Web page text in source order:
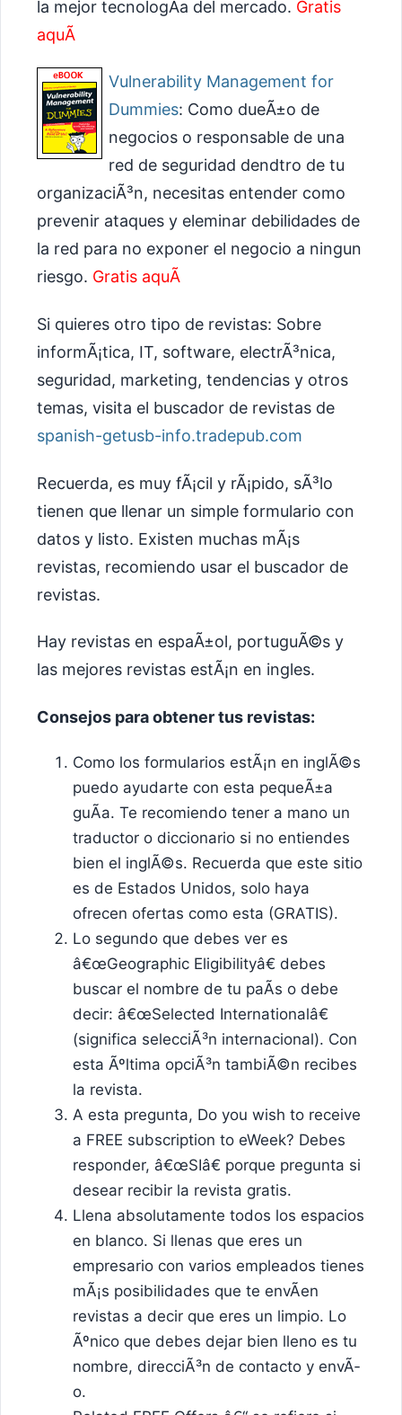
la mejor tecnologÃ­a del mercado. Gratis
aquÃ­
Vulnerability Management for
Dummies: Como dueÃ±o de
negocios o responsable de una
red de seguridad dendtro de tu
organizaciÃ³n, necesitas entender como
prevenir ataques y eleminar debilidades de
la red para no exponer el negocio a ningun
riesgo. Gratis aquÃ­
Si quieres otro tipo de revistas: Sobre
informÃ¡tica, IT, software, electrÃ³nica,
seguridad, marketing, tendencias y otros
temas, visita el buscador de revistas de
spanish-getusb-info.tradepub.com
Recuerda, es muy fÃ¡cil y rÃ¡pido, sÃ³lo
tienen que llenar un simple formulario con
datos y listo. Existen muchas mÃ¡s
revistas, recomiendo usar el buscador de
revistas.
Hay revistas en espaÃ±ol, portuguÃ©s y
las mejores revistas estÃ¡n en ingles.
Consejos para obtener tus revistas:
Como los formularios estÃ¡n en inglÃ©s
puedo ayudarte con esta pequeÃ±a
guÃ­a. Te recomiendo tener a mano un
traductor o diccionario si no entiendes
bien el inglÃ©s. Recuerda que este sitio
es de Estados Unidos, solo haya
ofrecen ofertas como esta (GRATIS).
Lo segundo que debes ver es
â€œGeographic Eligibilityâ€ debes
buscar el nombre de tu paÃ­s o debe
decir: â€œSelected Internationalâ€
(significa selecciÃ³n internacional). Con
esta Ãºltima opciÃ³n tambiÃ©n recibes
la revista.
A esta pregunta, Do you wish to receive
a FREE subscription to eWeek? Debes
responder, â€œSIâ€ porque pregunta si
desear recibir la revista gratis.
Llena absolutamente todos los espacios
en blanco. Si llenas que eres un
empresario con varios empleados tienes
mÃ¡s posibilidades que te envÃ­en
revistas a decir que eres un limpio. Lo
Ãºnico que debes dejar bien lleno es tu
nombre, direcciÃ³n de contacto y envÃ­
o.